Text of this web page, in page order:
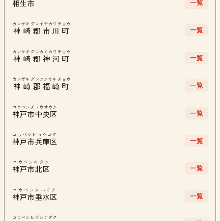
相生市 一覧
神崎郡市川町
カンザキグンイチカワチョウ
一覧
神崎郡神河町
カンザキグンカミカワチョウ
一覧
神崎郡福崎町
カンザキグンフクサキチョウ
一覧
神戸市中央区
コウベシチュウオウク
一覧
神戸市兵庫区
コウベシヒョウゴク
一覧
神戸市北区
コウベシキタク
一覧
神戸市垂水区
コウベシタルミク
一覧
コウベシヒガシナダク